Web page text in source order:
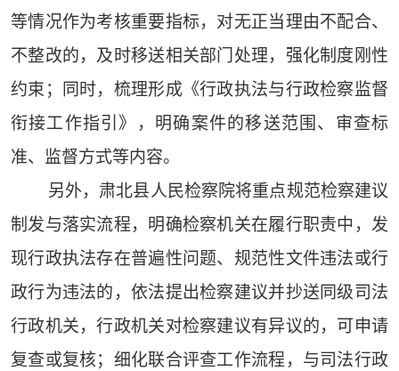
等情况作为考核重要指标，对无正当理由不配合、
不整改的，及时移送相关部门处理，强化制度刚性
约束；同时，梳理形成《行政执法与行政检察监督
衔接工作指引》，明确案件的移送范围、审查标
准、监督方式等内容。
另外，肃北县人民检察院将重点规范检察建议
制发与落实流程，明确检察机关在履行职责中，发
现行政执法存在普遍性问题、规范性文件违法或行
政行为违法的，依法提出检察建议并抄送同级司法
行政机关，行政机关对检察建议有异议的，可申请
复查或复核；细化联合评查工作流程，与司法行政